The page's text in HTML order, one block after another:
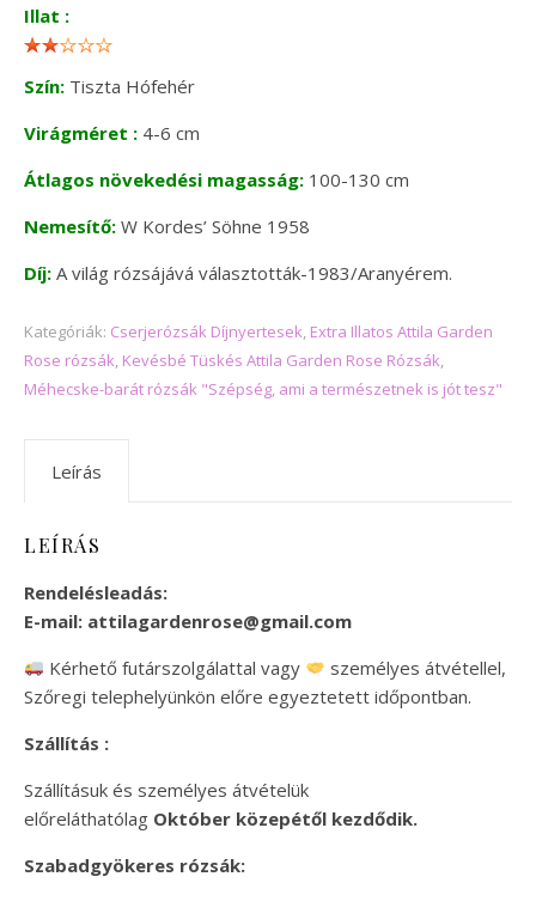
Illat :
Szín: Tiszta Hófehér
Virágméret : 4-6 cm
Átlagos növekedési magasság: 100-130 cm
Nemesítő: W Kordes’ Söhne 1958
Díj: A világ rózsájává választották-1983/Aranyérem.
Kategóriák: Cserjerózsák Díjnyertesek Extra Illatos Attila Garden
Rose rózsák Kevésbé Tüskés Attila Garden Rose Rózsák
Méhecske-barát rózsák "Szépség, ami a természetnek is jót tesz"
Leírás
LEÍRÁS
Rendelésleadás:
E-mail: attilagardenrose@gmail.com
Kérhető futárszolgálattal vagy
személyes átvétellel,
Szőregi telephelyünkön előre egyeztetett időpontban.
Szállítás :
Szállításuk és személyes átvételük
előreláthatólag Október közepétől kezdődik.
Szabadgyökeres rózsák: